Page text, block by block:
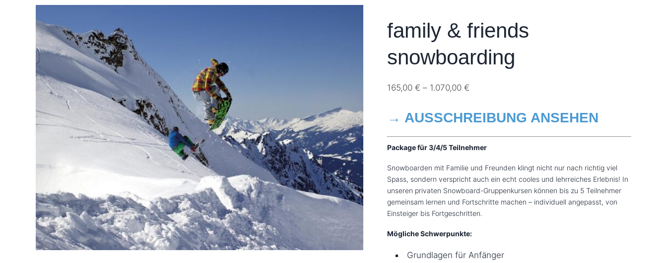
family & friends
snowboarding
165,00 € – 1.070,00 €
bis
→ AUSSCHREIBUNG ANSEHEN
Package für 3/4/5 Teilnehmer
Snowboarden mit Familie und Freunden klingt nicht nur nach richtig viel
Spass, sondern verspricht auch ein echt cooles und lehrreiches Erlebnis! In
unseren privaten Snowboard-Gruppenkursen können bis zu 5 Teilnehmer
gemeinsam lernen und Fortschritte machen – individuell angepasst, von
Einsteiger bis Fortgeschritten.
Mögliche Schwerpunkte:
Grundlagen für Anfänger